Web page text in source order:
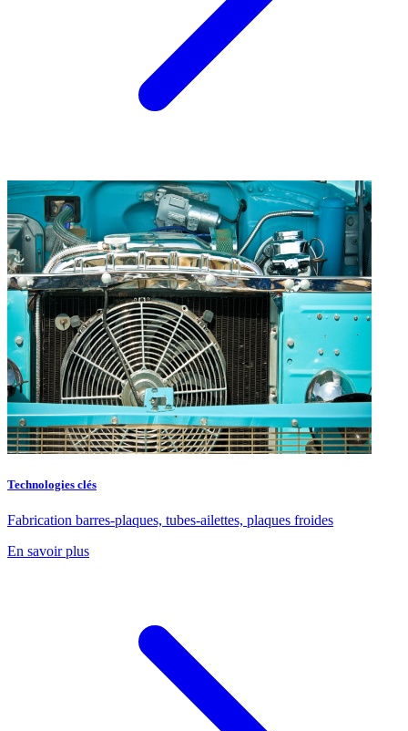
Technologies clés
Fabrication barres-plaques, tubes-ailettes, plaques froides
En savoir plus